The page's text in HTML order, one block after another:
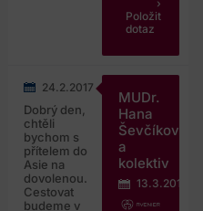
Položit
dotaz
24.2.2017
Dobrý den,
chtěli
bychom s
přítelem do
Asie na
dovolenou.
Cestovat
budeme v
MUDr.
Hana
Ševčíková
a
kolektiv
13.3.2017